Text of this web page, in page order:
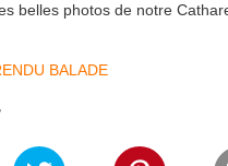
belles photos de notre
BALADE